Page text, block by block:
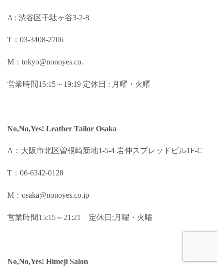
A : 渋谷区千駄ヶ谷3-2-8
T：03-3408-2706
M：tokyo@nonoyes.co.
営業時間15:15～19:19 定休日 : 月曜・火曜
No,No,Yes! Leather Tailor Osaka
A：大阪市北区曽根崎新地1-5-4 岩伸スプレッドビル1F-C
T：06-6342-0128
M：osaka@nonoyes.co.jp
営業時間15:15～21:21 定休日:月曜・火曜
No,No,Yes! Himeji Salon